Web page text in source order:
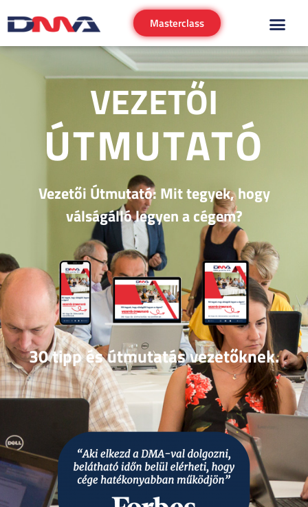
Masterclass
VEZETŐI
ÚTMUTATÓ
Vezetői Útmutató: Mit tegyek, hogy
válságálló legyen a cégem?
30 tipp és útmutatás vezetőknek.